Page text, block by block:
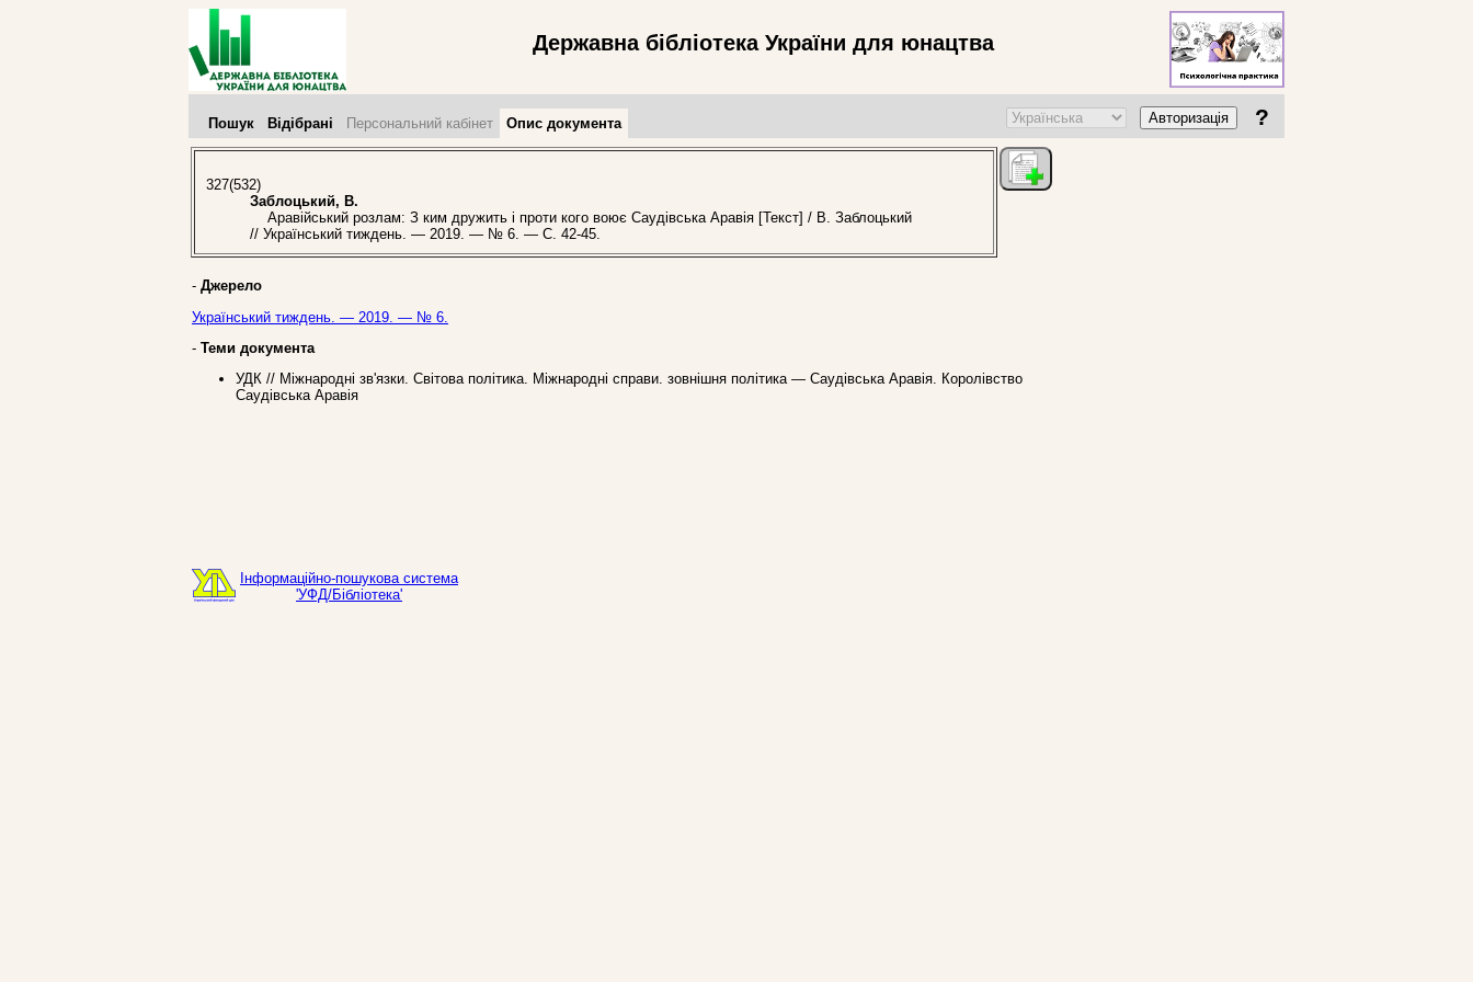
Державна бібліотека України для юнацтва
Пошук Відібрані Персональний кабінет Опис документа Авторизація ?
327(532)
Заблоцький, В.
Аравійський розлам: З ким дружить і проти кого воює Саудівська Аравія [Текст] / В. Заблоцький
// Український тиждень. — 2019. — № 6. — С. 42-45.
- Джерело
Український тиждень. — 2019. — № 6.
- Теми документа
УДК // Міжнародні зв'язки. Світова політика. Міжнародні справи. зовнішня політика — Саудівська Аравія. Королівство
Саудівська Аравія
Інформаційно-пошукова система
'УФД/Бібліотека'